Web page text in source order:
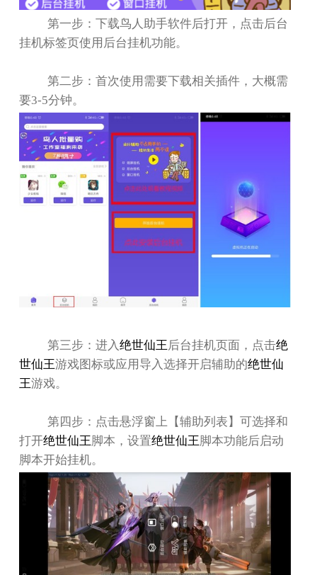
第一步：下载鸟人助手软件后打开，点击后台
挂机标签页使用后台挂机功能。
第二步：首次使用需要下载相关插件，大概需
要3-5分钟。
第三步：进入绝世仙王后台挂机页面，点击绝
世仙王游戏图标或应用导入选择开启辅助的绝世仙
王游戏。
第四步：点击悬浮窗上【辅助列表】可选择和
打开绝世仙王脚本，设置绝世仙王脚本功能后启动
脚本开始挂机。